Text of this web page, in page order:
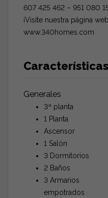
607 425 462 – 951 080
¡Visite nuestra página
www.340homes.com
Características
Generales
3ª planta
1 Planta
Ascensor
1 Salón
3 Dormitorios
2 Baños
3 Armarios
empotrados